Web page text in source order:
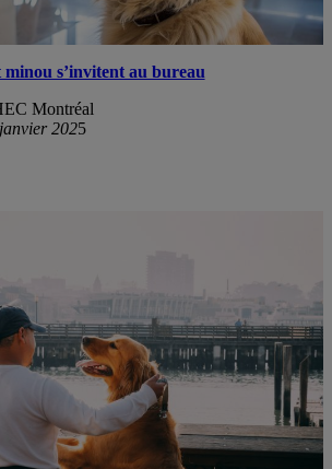
s’invitent au bureau
Montréal
2025